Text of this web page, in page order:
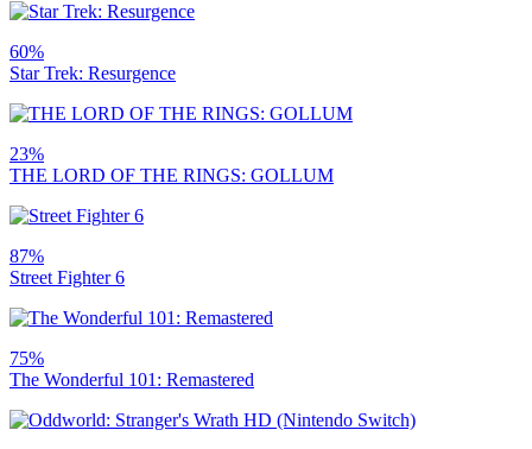
60%
Star Trek: Resurgence
23%
THE LORD OF THE RINGS: GOLLUM
87%
Street Fighter 6
75%
The Wonderful 101: Remastered